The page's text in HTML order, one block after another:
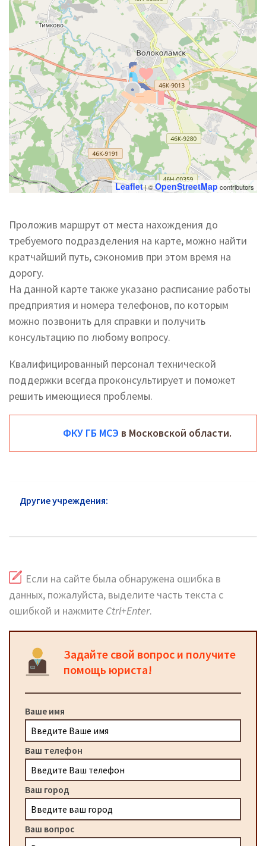
Leaflet| ©OpenStreetMap contributors
Проложив маршрут от места нахождения до
требуемого подразделения на карте, можно найти
кратчайший путь, сэкономив при этом время на
дорогу.
На данной карте также указано расписание работы
предприятия и номера телефонов, по которым
можно позвонить для справки и получить
консультацию по любому вопросу.
Квалифицированный персонал технической
поддержки всегда проконсультирует и поможет
решить имеющиеся проблемы.
ФКУ ГБ МСЭ в Московской области.
Другие учреждения:
Если на сайте была обнаружена ошибка в
данных, пожалуйста, выделите часть текста с
ошибкой и нажмите Ctrl+Enter.
Задайте свой вопрос и получите
помощь юриста!
Ваше имя
Ваш телефон
Ваш город
Ваш вопрос